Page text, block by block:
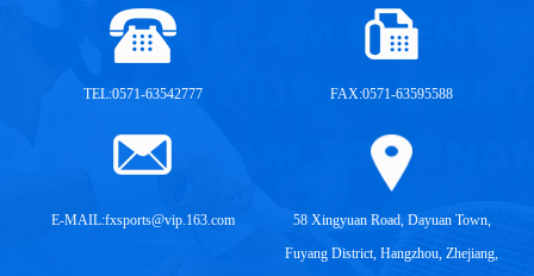
TEL:0571-63542777 FAX:0571-63595588
E-MAIL:fxsports@vip.163.com
58 Xingyuan Road, Dayuan Town,
Fuyang District, Hangzhou, Zhejiang,